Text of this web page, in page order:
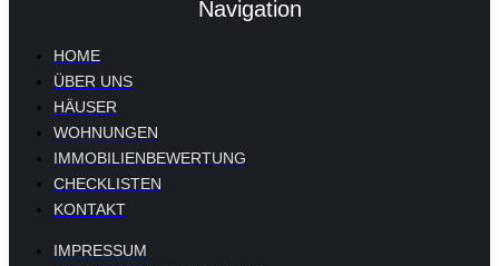
Navigation
HOME
ÜBER UNS
HÄUSER
WOHNUNGEN
IMMOBILIENBEWERTUNG
CHECKLISTEN
KONTAKT
IMPRESSUM